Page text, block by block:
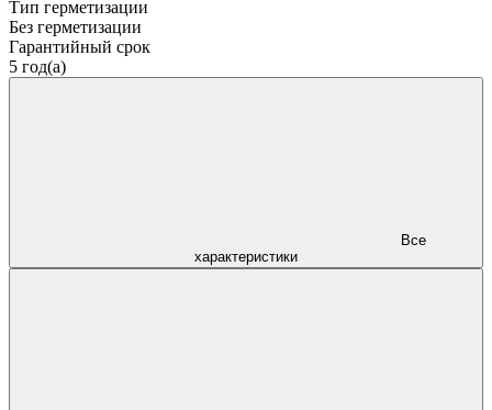
Тип герметизации
Без герметизации
Гарантийный срок
5 год(а)
характеристики